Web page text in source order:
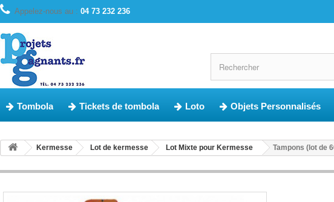
Appelez-nous au : 04 73 232 236
Tombola Tickets de tombola Loto Objets Personnalisés
Kermesse Lot de kermesse Lot Mixte pour Kermesse Tampons (lot de